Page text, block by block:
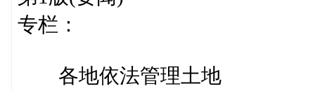
专栏：
各地依法管理土地